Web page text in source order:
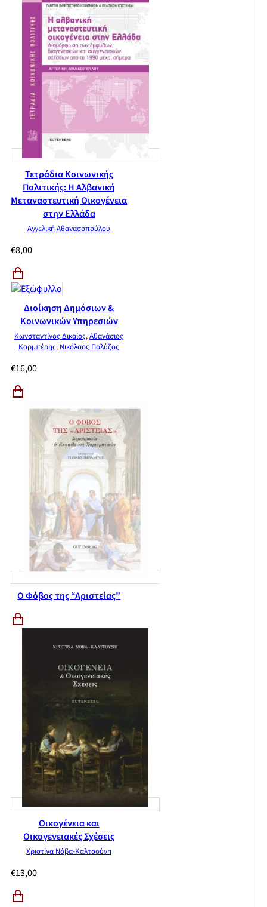
Τετράδια Κοινωνικής
Πολιτικής: Η Αλβανική
Μεταναστευτική Οικογένεια
στην Ελλάδα
Αγγελική Αθανασοπούλου
€8,00
Διοίκηση Δημόσιων &
Κοινωνικών Υπηρεσιών
Κωνσταντίνος Δικαίος,Αθανάσιος
Καρμπέρης, Νικόλαος Πολύζος
€16,00
Ο Φόβος της “Αριστείας”
Οικογένεια και
Οικογενειακές Σχέσεις
Χριστίνα Νόβα-Καλτσούνη
€13,00